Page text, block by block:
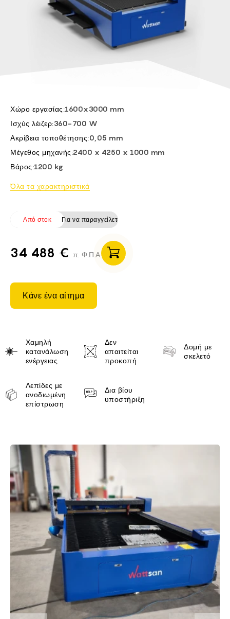
FI -
BG -
Χώρο εργασίας:1600x3000 mm
Ισχύς λέιζερ:360-700 W
Ακρίβεια τοποθέτησης:0,05 mm
Μέγεθος μηχανής:2400 x 4250 x 1000 mm
Βάρος:1200 kg
Όλα τα χαρακτηριστικά
Από στοκ Για να παραγγείλετε
34 488 € π. Φ.Π.Α
Κάνε ένα αίτημα
Unique selling proposition
Χαμηλή
κατανάλωση
ενέργειας
Δεν
απαιτείται
προκοπή
Δομή με
σκελετό
Λεπίδες με
ανοδιωμένη
επίστρωση
Δια βίου
υποστήριξη
Brief of Wattsan Flat Bed 1630